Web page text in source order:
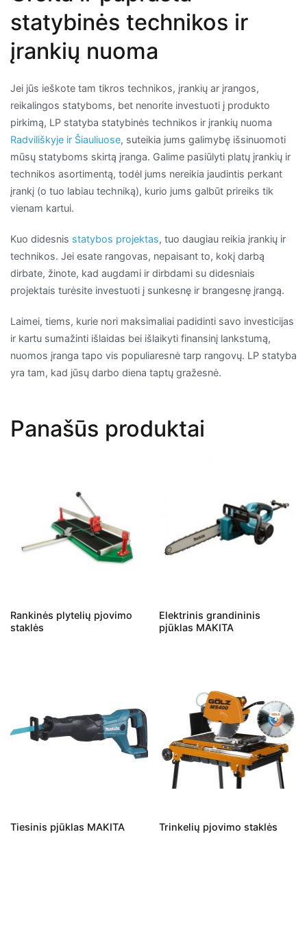
statybinės technikos ir
įrankių nuoma
Jei jūs ieškote tam tikros technikos, įrankių ar įrangos,
reikalingos statyboms, bet nenorite investuoti į produkto
pirkimą, LP statyba statybinės technikos ir įrankių nuoma
Radviliškyje ir Šiauliuose, suteikia jums galimybę išsinuomoti
mūsų statyboms skirtą įranga. Galime pasiūlyti platų įrankių ir
technikos asortimentą, todėl jums nereikia jaudintis perkant
įrankį (o tuo labiau techniką), kurio jums galbūt prireiks tik
vienam kartui.
Kuo didesnis statybos projektas, tuo daugiau reikia įrankių ir
technikos. Jei esate rangovas, nepaisant to, kokį darbą
dirbate, žinote, kad augdami ir dirbdami su didesniais
projektais turėsite investuoti į sunkesnę ir brangesnę įrangą.
Laimei, tiems, kurie nori maksimaliai padidinti savo investicijas
ir kartu sumažinti išlaidas bei išlaikyti finansinį lankstumą,
nuomos įranga tapo vis populiaresnė tarp rangovų. LP statyba
yra tam, kad jūsų darbo diena taptų gražesnė.
Panašūs produktai
Rankinės plytelių pjovimo
staklės
Elektrinis grandininis
pjūklas MAKITA
Tiesinis pjūklas MAKITA Trinkelių pjovimo staklės